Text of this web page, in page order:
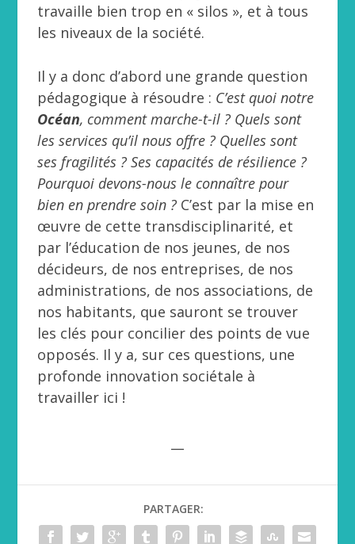
travaille bien trop en « silos », et à tous
les niveaux de la société.
Il y a donc d’abord une grande question
pédagogique à résoudre : C’est quoi notre
Océan, comment marche-t-il ? Quels sont
les services qu’il nous offre ? Quelles sont
ses fragilités ? Ses capacités de résilience ?
Pourquoi devons-nous le connaître pour
bien en prendre soin ? C’est par la mise en
œuvre de cette transdisciplinarité, et
par l’éducation de nos jeunes, de nos
décideurs, de nos entreprises, de nos
administrations, de nos associations, de
nos habitants, que sauront se trouver
les clés pour concilier des points de vue
opposés. Il y a, sur ces questions, une
profonde innovation sociétale à
travailler ici !
PARTAGER: